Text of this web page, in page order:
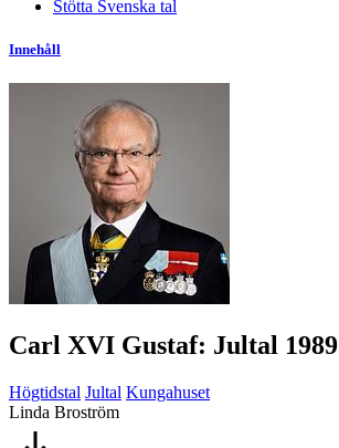
Stötta Svenska tal
Innehåll
Carl XVI Gustaf: Jultal 1989
Högtidstal Jultal Kungahuset
Linda Broström